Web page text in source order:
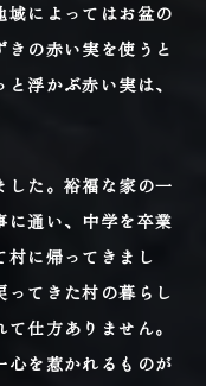
域によってはお盆の
の赤い実を使うと
浮かぶ赤い実は、
した。裕福な家の一
に通い、中学を卒業
村に帰ってきまし
ってきた村の暮らし
仕方ありません。
心を惹かれるものが